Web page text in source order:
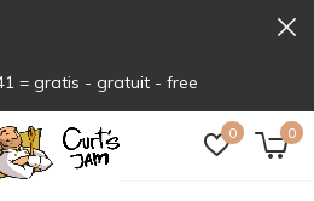
0 0
= gratis - gratuit - free